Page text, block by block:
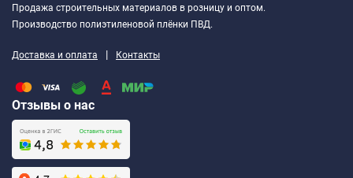
Продажа строительных материалов в розницу и оптом.
Производство полиэтиленовой плёнки ПВД.
Доставка и оплата | Контакты
Отзывы о нас